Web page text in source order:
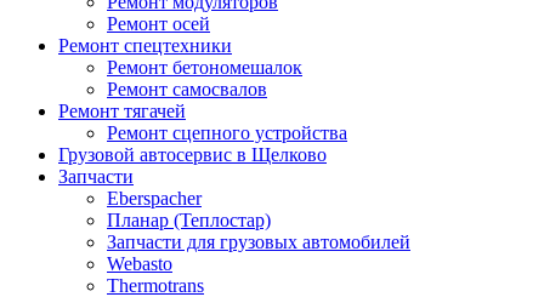
Ремонт осей
Ремонт спецтехники
Ремонт бетономешалок
Ремонт самосвалов
Ремонт тягачей
Ремонт сцепного устройства
Грузовой автосервис в Щелково
Запчасти
Eberspacher
Планар (Теплостар)
Запчасти для грузовых автомобилей
Webasto
Thermotrans